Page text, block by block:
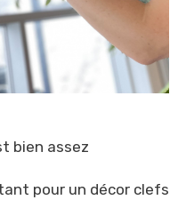
bien assez
pour un décor clefs